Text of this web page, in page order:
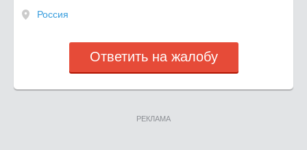
Россия
Ответить на жалобу
РЕКЛАМА